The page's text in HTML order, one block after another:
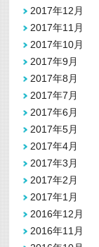
2017年12月
2017年11月
2017年10月
2017年9月
2017年8月
2017年7月
2017年6月
2017年5月
2017年4月
2017年3月
2017年2月
2017年1月
2016年12月
2016年11月